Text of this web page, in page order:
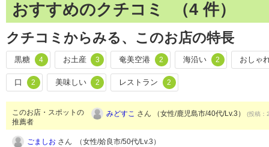
おすすめのクチコミ （4 件）
クチコミからみる、このお店の特長
黒糖 4 お土産 3 奄美空港 2 海沿い 2 おしゃ
口 2 美味しい 2 レストラン 2
このお店・スポットの
推薦者
みどすこ さん （女性/鹿児島市/40代/Lv.3） (投稿
ごましお さん （女性/姶良市/50代/Lv.3）